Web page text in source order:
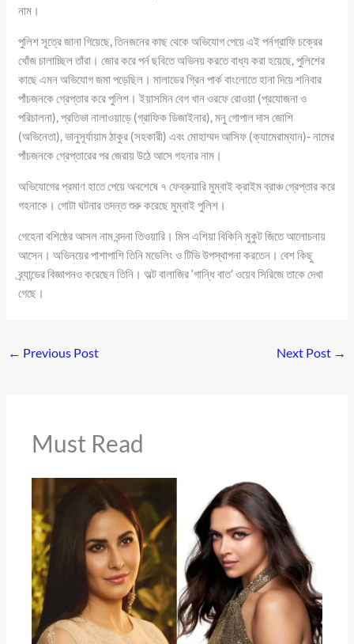
নাম।
পুলিশ সূত্রে জানা গিয়েছে, তিনজনের কাছ থেকে অভিযোগ পেয়ে এই পর্নগ্রাফি চক্রের
খোঁজ চালাচ্ছিল তাঁরা। জোর করে পর্ন ছবিতে অভিনয় করতে বাধ্য করা হয়েছে, পুলিশের
কাছে এমন অভিযোগ জমা পড়েছিল। মালাডের গ্রিন পার্ক বাংলোতে হানা দিয়ে শনিবার
পাঁচজনকে গ্রেপ্তার করে পুলিশ। ইয়াসমিন বেগ খান ওরফে রোওয়া (প্রযোজনা ও
পরিচালনা), প্রতিভা নালাওয়াড়ে (গ্রাফিক ডিজাইনার), মনু গোপাল দাস জোশি
(অভিনেতা), ভানুসূর্যায়াম ঠাকুর (সহকারী) এবং মোহাম্মদ আসিফ (ক্যামেরাম্যান)- নামের
পাঁচজনকে গ্রেপ্তারের পর জেরায় উঠে আসে গহনার নাম।
অভিযোগের প্রমাণ হাতে পেয়ে অবশেষে ৭ ফেব্রুয়ারি মুম্বাই ক্রাইম ব্রাঞ্চ গ্রেপ্তার করে
গহনাকে। গোটা ঘটনার তদন্ত শুরু করেছে মুম্বাই পুলিশ।
গেহেনা বশিষ্ঠের আসল নাম বন্দনা তিওয়ারি। মিস এশিয়া বিকিনি মুকুট জিতে আলোচনায়
আসেন। অভিনয়ের পাশাপাশি তিনি মডেলিং ও টিভি উপস্থাপনা করতেন। বেশ কিছু
ব্র্যান্ডের বিজ্ঞাপনও করেছেন তিনি। অল্ট বালাজির ‘গান্ধি বাত’ ওয়েব সিরিজে তাকে দেখা
গেছে।
← Previous Post Next Post →
Must Read